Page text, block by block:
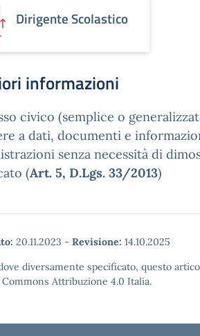
Dirigente Scolastico
informazioni
civico (semplice o
a dati, documenti e
senza necessità di
(Art. 5, D.Lgs. 33/2013)
20.11.2023 - Revisione: 14.10.2025
diversamente specificato, questo
Attribuzione 4.0 Italia.